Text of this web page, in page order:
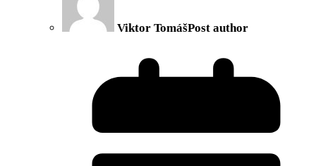
Viktor TomášPost author